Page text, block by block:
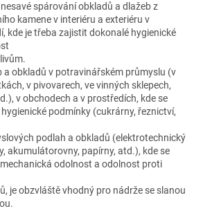
spárování obkladů a dlažeb z
kamene v interiéru a exteriéru v
kde je třeba zajistit dokonalé hygienické
a obkladů v potravinářském průmyslu (v
v pivovarech, ve vinných sklepech,
v obchodech a v prostředích, kde se
podmínky (cukrárny, řeznictví,
podlah a obkladů (elektrotechnický
akumulátorovny, papírny, atd.), kde se
odolnost a odolnost proti
je obzvláště vhodný pro nádrže se slanou